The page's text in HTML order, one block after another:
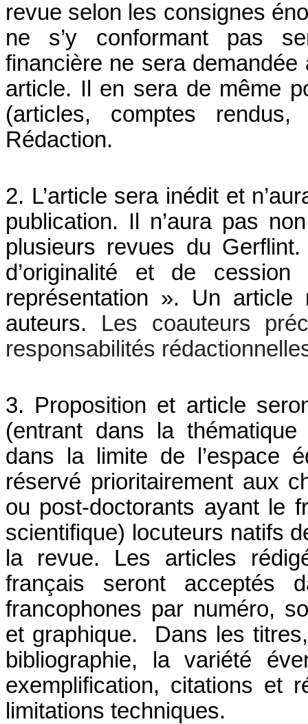
revue selon les consignes
ne s’y conformant pas
financière ne sera
article. Il en sera de même
(articles, comptes
Rédaction.
2. L’article sera inédit et
publication. Il n’aura pas
plusieurs revues du
d’originalité et de
représentation ». Un
auteurs. Les coauteurs
responsabilités
3. Proposition et article
(entrant dans la
dans la limite de l’espace
réservé prioritairement aux
ou post-doctorants ayant le
scientifique) locuteurs natifs
la revue. Les articles
français seront
francophones par numéro,
et graphique. Dans les
bibliographie, la variété
exemplification, citations et
limitations techniques.